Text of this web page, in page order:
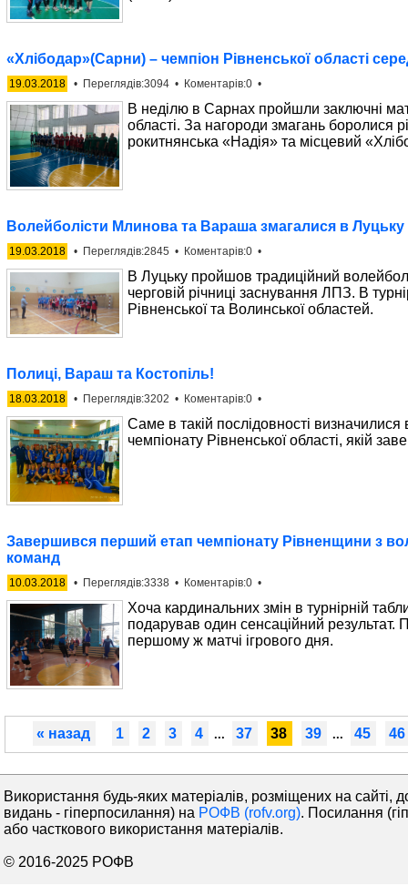
«Хлібодар»(Сарни) – чемпіон Рівненської області
19.03.2018 • Переглядів:3094 • Коментарів:0 •
В неділю в Сарнах пройшли заключні
області. За нагороди змагань боролися
рокитнянська «Надія» та місцевий
Волейболісти Млинова та Вараша змагалися в Луцьку
19.03.2018 • Переглядів:2845 • Коментарів:0 •
В Луцьку пройшов традиційний
черговій річниці заснування ЛПЗ. В
Рівненської та Волинської областей.
Полиці, Вараш та Костопіль!
18.03.2018 • Переглядів:3202 • Коментарів:0 •
Саме в такій послідовності
чемпіонату Рівненської області, якій
Завершився перший етап чемпіонату Рівненщини з
команд
10.03.2018 • Переглядів:3338 • Коментарів:0 •
Хоча кардинальних змін в турнірній
подарував один сенсаційний результат.
першому ж матчі ігрового дня.
« назад 1 2 3 4 ... 37 38 39 ... 45 46
Використання будь-яких матеріалів, розміщених на сайті,
видань - гіперпосилання) на РОФВ (rofv.org). Посилання
або часткового використання матеріалів.
© 2016-2025 РОФВ